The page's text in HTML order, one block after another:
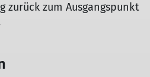
zurück zum Ausgangspunkt